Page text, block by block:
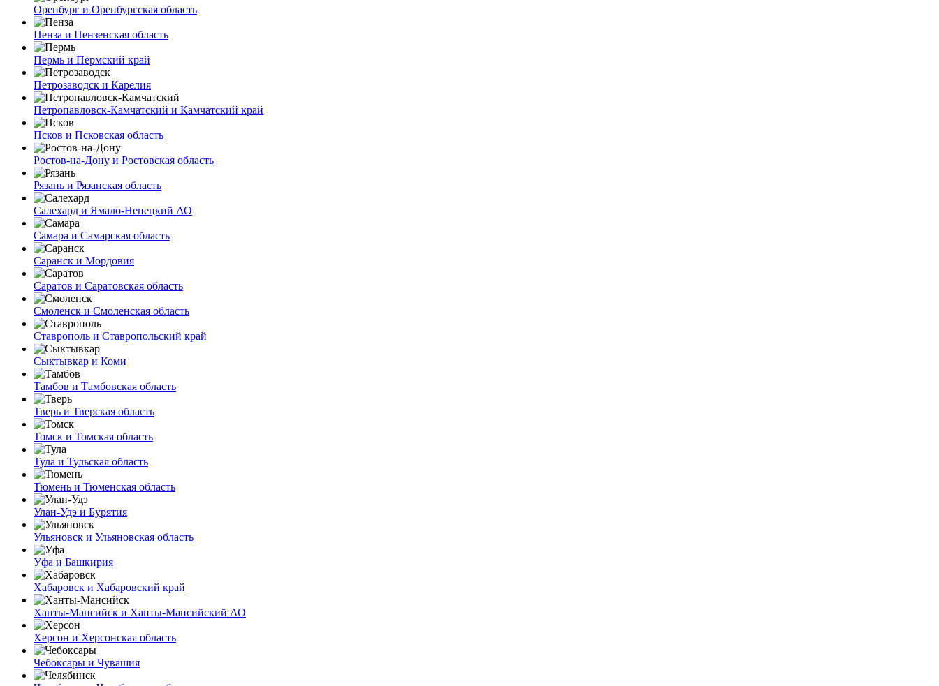
Оренбург и Оренбургская область
Пенза и Пензенская область
Пермь и Пермский край
Петрозаводск и Карелия
Петропавловск-Камчатский и Камчатский край
Псков и Псковская область
Ростов-на-Дону и Ростовская область
Рязань и Рязанская область
Салехард и Ямало-Ненецкий АО
Самара и Самарская область
Саранск и Мордовия
Саратов и Саратовская область
Смоленск и Смоленская область
Ставрополь и Ставропольский край
Сыктывкар и Коми
Тамбов и Тамбовская область
Тверь и Тверская область
Томск и Томская область
Тула и Тульская область
Тюмень и Тюменская область
Улан-Удэ и Бурятия
Ульяновск и Ульяновская область
Уфа и Башкирия
Хабаровск и Хабаровский край
Ханты-Мансийск и Ханты-Мансийский АО
Херсон и Херсонская область
Чебоксары и Чувашия